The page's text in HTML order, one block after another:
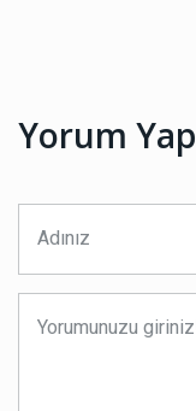
Yorum Yap